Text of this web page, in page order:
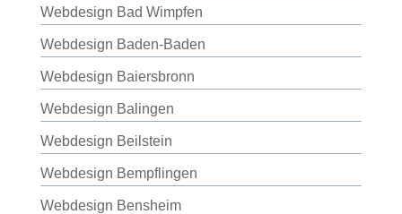
Webdesign Bad Wimpfen
Webdesign Baden-Baden
Webdesign Baiersbronn
Webdesign Balingen
Webdesign Beilstein
Webdesign Bempflingen
Webdesign Bensheim